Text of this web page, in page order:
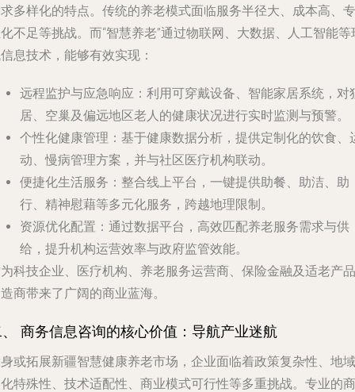
多样化的特点。传统的养老模式面临服务半径大、成本高、专
不足等挑战。而“智慧养老”通过物联网、大数据、人工智能等
息技术，能够有效实现：
远程监护与应急响应 ：利用可穿戴设备、智能家居系统，对
居、空巢及偏远地区老人的健康状况进行实时监测与预警。
个性化健康管理 ：基于健康数据分析，提供定制化的饮食、
动、慢病管理方案，并与社区医疗机构联动。
便捷化生活服务 ：整合线上平台，一键提供助餐、助洁、助
行、精神慰藉等多元化服务，跨越地理限制。
资源优化配置 ：通过数据平台，高效匹配养老服务需求与供
给，提升机构运营效率与政府监管效能。
科技企业、医疗机构、养老服务运营商、保险金融及适老产品
商带来了广阔的商业蓝海。
商务信息咨询的核心价值：导航产业迷航
或拓展新疆智慧健康养老市场，企业面临着政策复杂性、地域
特殊性、技术适配性、商业模式可行性等多重挑战。专业的商